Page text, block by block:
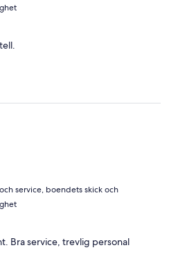
service, boendets skick och
Bra service, trevlig personal